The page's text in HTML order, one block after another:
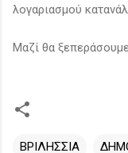
λογαριασμού
Μαζί θα
ΒΡΙΛΗΣΣΙΑ